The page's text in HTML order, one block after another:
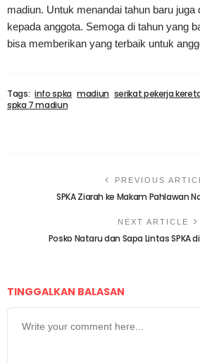
madiun. Untuk menandai tahun baru juga
kepada anggota. Semoga di tahun yang
bisa memberikan yang terbaik untuk
Tags: info spka madiun serikat pekerja
spka 7 madiun
PREVIOUS
SPKA Ziarah ke Makam Pahlawan
NEXT ARTICLE
Posko Nataru dan Sapa Lintas SPKA
TINGGALKAN BALASAN